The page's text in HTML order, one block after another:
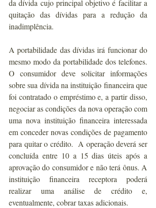
da dívida cujo principal objetivo é facilitar a
quitação das dívidas para a redução da
inadimplência.
A portabilidade das dívidas irá funcionar do
mesmo modo da portabilidade dos telefones.
O consumidor deve solicitar informações
sobre sua dívida na instituição financeira que
foi contratado o empréstimo e, a partir disso,
negociar as condições da nova operação com
uma nova instituição financeira interessada
em conceder novas condições de pagamento
para quitar o crédito.  A operação deverá ser
concluída entre 10 a 15 dias úteis após a
aprovação do consumidor e não terá ônus. A
instituição financeira receptora poderá
realizar uma análise de crédito e,
eventualmente, cobrar taxas adicionais.